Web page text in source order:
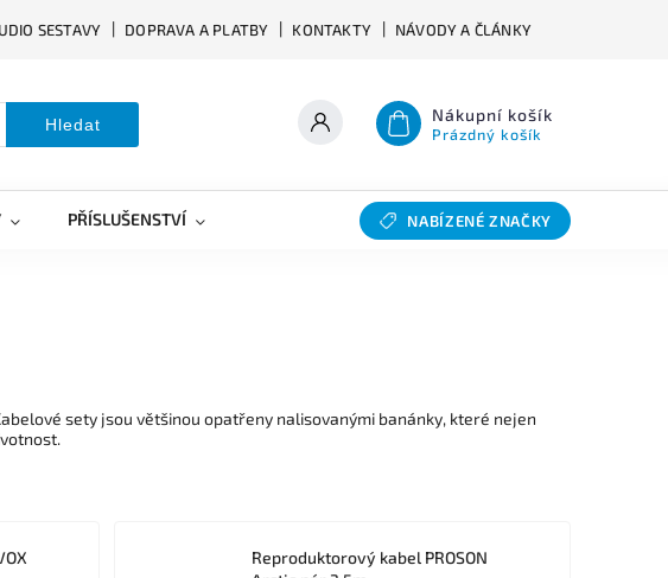
SESTAVY DOPRAVA A PLATBY KONTAKTY NÁVODY A ČLÁNKY
Hledat Nákupní košík
Prázdný košík
PŘÍSLUŠENSTVÍ SLEVY BAZAR
NABÍZENÉ ZNAČKY
sety jsou většinou opatřeny nalisovanými banánky, které nejen
Reproduktorový kabel PROSON